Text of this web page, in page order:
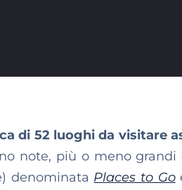
di 52 luoghi da visitare
note, più o meno
denominata Places to Go